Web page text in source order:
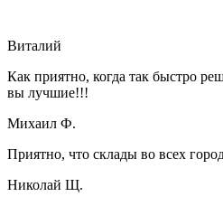
Виталий
Как приятно, когда так быстро
вы лучшие!!!
Михаил Ф.
Приятно, что склады во всех
Николай Щ.